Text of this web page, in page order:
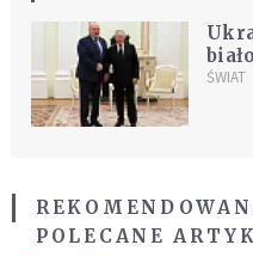
ŚWIAT
POLECANE